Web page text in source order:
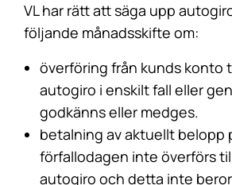
VL har rätt att säga upp
följande månadsskifte om:
överföring från kunds konto
autogiro i enskilt fall eller
godkänns eller medges.
betalning av aktuellt belopp
förfallodagen inte överförs
autogiro och detta inte